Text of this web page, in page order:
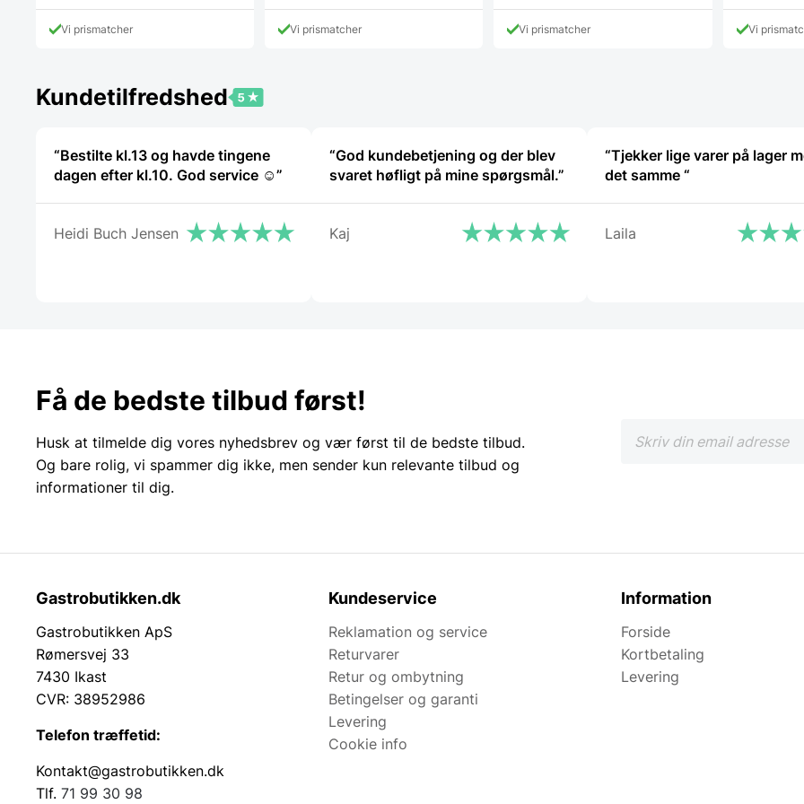
Vi prismatcher Vi prismatcher
vare
Vi prismatcher Vi
Kundetilfredshed
“Bestilte kl.13 og havde tingene
dagen efter kl.10. God service ☺”
Heidi Buch Jensen
“God kundebetjening og der blev
svaret høfligt på mine spørgsmål.”
Kaj
“Tjekker lige varer på lager
det samme “
Laila
Få de bedste tilbud først!
Husk at tilmelde dig vores nyhedsbrev og vær først til de bedste tilbud.
Og bare rolig, vi spammer dig ikke, men sender kun relevante tilbud og
informationer til dig.
Gastrobutikken.dk
Gastrobutikken ApS
Rømersvej 33
7430 Ikast
CVR: 38952986
Telefon træffetid:
Kontakt@gastrobutikken.dk
Tlf. 71 99 30 98
Kundeservice
Reklamation og service
Returvarer
Retur og ombytning
Betingelser og garanti
Levering
Cookie info
Information
Forside
Kortbetaling
Levering